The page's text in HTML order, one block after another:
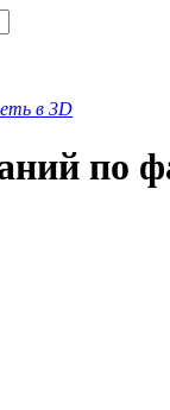
в 3D
по